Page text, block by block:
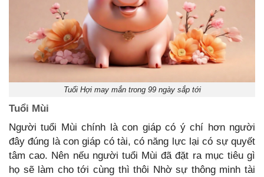
Tuổi Hợi may mắn trong 99 ngày sắp tới
Tuổi Mùi
Người tuổi Mùi chính là con giáp có ý chí hơn người
đây đúng là con giáp có tài, có năng lực lại có sự quyết
tâm cao. Nên nếu người tuổi Mùi đã đặt ra mục tiêu gì
họ sẽ làm cho tới cùng thì thôi Nhờ sự thông minh tài